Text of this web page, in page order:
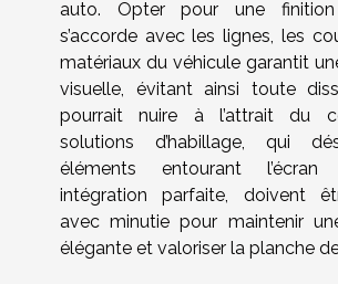
auto. Opter pour une
s’accorde avec les lignes, les
matériaux du véhicule garantit
visuelle, évitant ainsi toute
pourrait nuire à l’attrait du
solutions d’habillage, qui
éléments entourant
intégration parfaite, doivent
avec minutie pour maintenir
élégante et valoriser la planche